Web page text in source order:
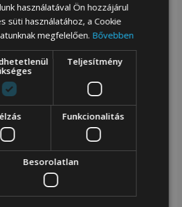
csíkos strandtáska
A táska felülről tömör
zárva van. Kiváló minőségű anyagból
matrózcsíkos motívum látható;
apróságot magábantart | Könnyű,
egy hatalmas fő rekesszel és
befejezés | A középső rész praktikus
bézs színű anyag béléssel van
használatával Ön hozzájárul
süti használatához, a Cookie
megfelelően. Bővebben
Teljesítmény
Funkcionalitás
Besorolatlan